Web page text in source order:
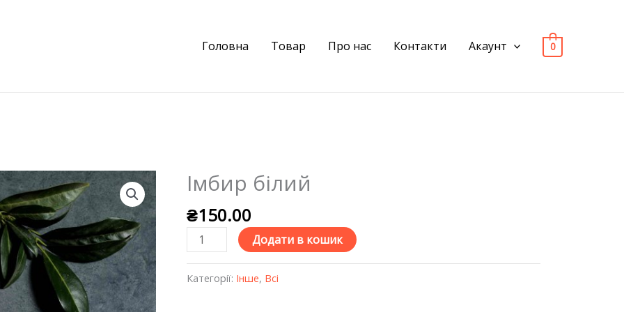
Головна Товар Про нас Контакти Акаунт 0
Імбир білий
₴150.00
Імбир
білий
кількість
Додати в кошик
Категорії: Iнше, Всі